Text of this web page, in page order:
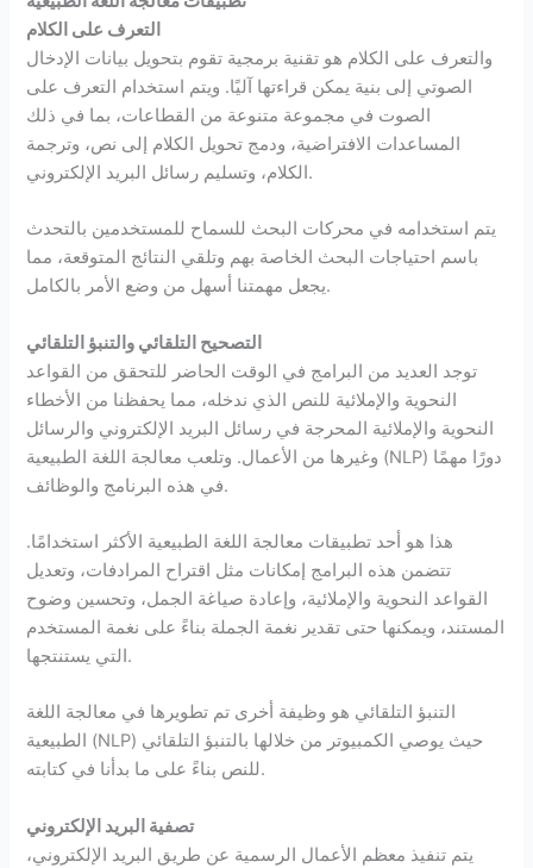
التعرف على الكلام
والتعرف على الكلام هو تقنية برمجية تقوم بتحويل بيانات الإدخال
الصوتي إلى بنية يمكن قراءتها آليًا. ويتم استخدام التعرف على
الصوت في مجموعة متنوعة من القطاعات، بما في ذلك
المساعدات الافتراضية، ودمج تحويل الكلام إلى نص، وترجمة
الكلام، وتسليم رسائل البريد الإلكتروني.
يتم استخدامه في محركات البحث للسماح للمستخدمين بالتحدث
باسم احتياجات البحث الخاصة بهم وتلقي النتائج المتوقعة، مما
يجعل مهمتنا أسهل من وضع الأمر بالكامل.
التصحيح التلقائي والتنبؤ التلقائي
توجد العديد من البرامج في الوقت الحاضر للتحقق من القواعد
النحوية والإملائية للنص الذي ندخله، مما يحفظنا من الأخطاء
النحوية والإملائية المحرجة في رسائل البريد الإلكتروني والرسائل
وغيرها من الأعمال. وتلعب معالجة اللغة الطبيعية (NLP) دورًا مهمًا
في هذه البرنامج والوظائف.
هذا هو أحد تطبيقات معالجة اللغة الطبيعية الأكثر استخدامًا.
تتضمن هذه البرامج إمكانات مثل اقتراح المرادفات، وتعديل
القواعد النحوية والإملائية، وإعادة صياغة الجمل، وتحسين وضوح
المستند، ويمكنها حتى تقدير نغمة الجملة بناءً على نغمة المستخدم
التي يستنتجها.
التنبؤ التلقائي هو وظيفة أخرى تم تطويرها في معالجة اللغة
الطبيعية (NLP) حيث يوصي الكمبيوتر من خلالها بالتنبؤ التلقائي
للنص بناءً على ما بدأنا في كتابته.
تصفية البريد الإلكتروني
يتم تنفيذ معظم الأعمال الرسمية عن طريق البريد الإلكتروني،